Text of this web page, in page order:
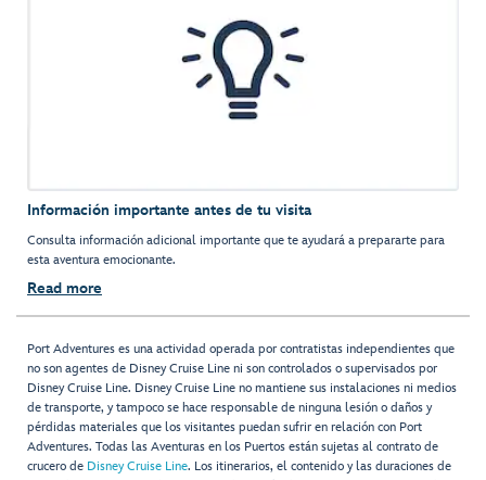
Información importante antes de tu visita
Consulta información adicional importante que te ayudará a prepararte para
esta aventura emocionante.
Read more
Port Adventures es una actividad operada por contratistas independientes que
no son agentes de Disney Cruise Line ni son controlados o supervisados por
Disney Cruise Line. Disney Cruise Line no mantiene sus instalaciones ni medios
de transporte, y tampoco se hace responsable de ninguna lesión o daños y
pérdidas materiales que los visitantes puedan sufrir en relación con Port
Adventures. Todas las Aventuras en los Puertos están sujetas al contrato de
crucero de Disney Cruise Line. Los itinerarios, el contenido y las duraciones de